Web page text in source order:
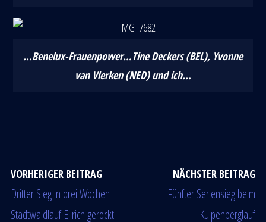
…Benelux-Frauenpower…Tine Deckers (BEL), Yvonne
van Vlerken (NED) und ich…
VORHERIGER BEITRAG
Dritter Sieg in drei Wochen –
Stadtwaldlauf Ellrich gerockt
NÄCHSTER BEITRAG
Fünfter Seriensieg beim
Kulpenberglauf